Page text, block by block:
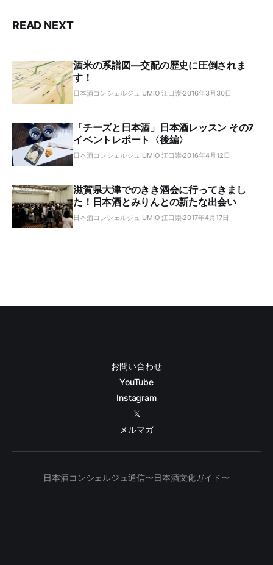
READ NEXT
酒米の系譜図―交配の歴史に圧倒されま
す！
日本酒コンシェルジュ UMIO 江口崇 2016年3月30日
「チーズと日本酒」日本酒レッスン その7
イベントレポート〈後編〉
日本酒コンシェルジュ UMIO 江口崇 2016年4月12日
滋賀県大津でのきき酒会に行ってきまし
た！日本酒とみりんとの新たな出会い
日本酒コンシェルジュ UMIO 江口崇 2017年4月17日
お問い合わせ
YouTube
Instagram
𝕏
メルマガ
日本酒コンシェルジュ通信〜日本酒文化ガイド〜